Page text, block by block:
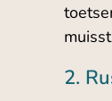
2.